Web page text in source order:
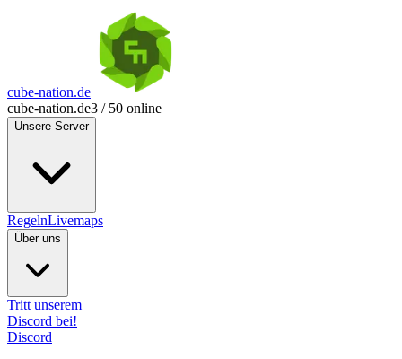
cube-nation.de
cube-nation.de3 / 50 online
Unsere Server
RegelnLivemaps
Über uns
Tritt unserem
Discord bei!
Discord